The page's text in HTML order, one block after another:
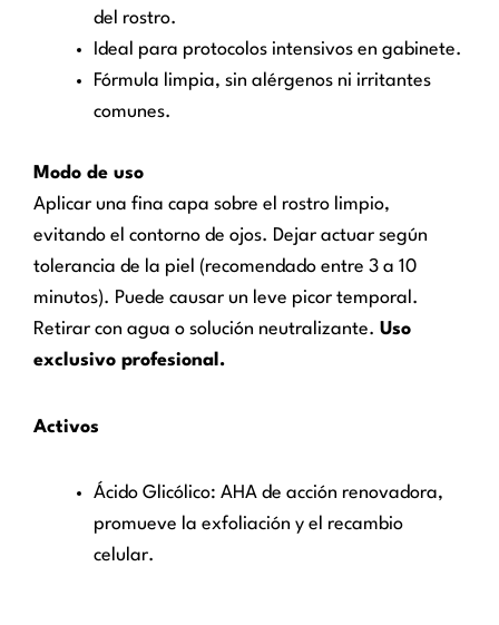
del rostro.
Ideal para protocolos intensivos en gabinete.
Fórmula limpia, sin alérgenos ni irritantes
comunes.
Modo de uso
Aplicar una fina capa sobre el rostro limpio,
evitando el contorno de ojos. Dejar actuar según
tolerancia de la piel (recomendado entre 3 a 10
minutos). Puede causar un leve picor temporal.
Retirar con agua o solución neutralizante. Uso
exclusivo profesional.
Activos
Ácido Glicólico: AHA de acción renovadora,
promueve la exfoliación y el recambio
celular.